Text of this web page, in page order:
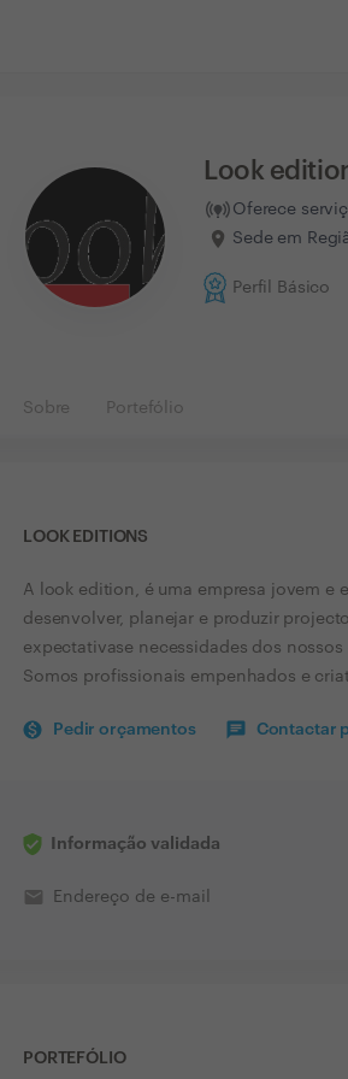
Look
Oferece
Sede em
Perfil Básico
Sobre Portefólio
LOOK EDITIONS
A look edition, é uma empresa jovem e
desenvolver, planejar e produzir
expectativase necessidades dos nossos
Somos profissionais empenhados e
Pedir orçamentos Contactar
Informação validada
email Endereço de e-mail
PORTEFÓLIO